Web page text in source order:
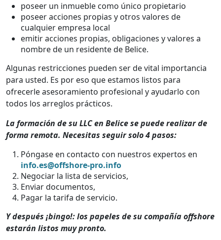
poseer un inmueble como único propietario
poseer acciones propias y otros valores de
cualquier empresa local
emitir acciones propias, obligaciones y valores a
nombre de un residente de Belice.
Algunas restricciones pueden ser de vital importancia
para usted. Es por eso que estamos listos para
ofrecerle asesoramiento profesional y ayudarlo con
todos los arreglos prácticos.
La formación de su LLC en Belice se puede realizar de
forma remota. Necesitas seguir solo 4 pasos:
Póngase en contacto con nuestros expertos en
info.es@offshore-pro.info
Negociar la lista de servicios,
Enviar documentos,
Pagar la tarifa de servicio.
Y después ¡bingo!: los papeles de su compañía offshore
estarán listos muy pronto.